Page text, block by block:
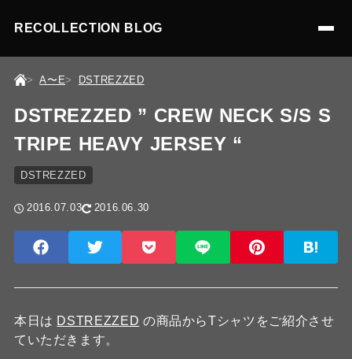
RECOLLECTION BLOG
A〜E DSTREZZED
DSTREZZED ” CREW NECK S/S S
TRIPE HEAVY JERSEY “
DSTREZZED
2016.07.03 2016.06.30
本日は DSTREZZED の商品からTシャツをご紹介させ
ていただきます。